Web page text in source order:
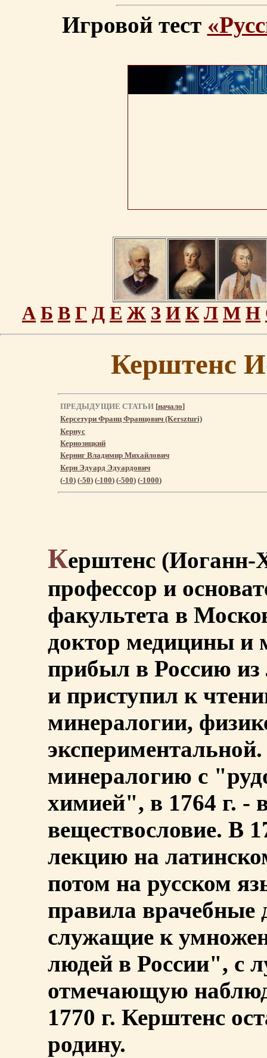
Игровой тест
А Б В Г Д Е Ж З И К Л М Н
Керштенс
ПРЕДЫДУЩИЕ СТАТЬИ [начало]
Керсетури Франц Францович (Kerszturi)
Кернус
Кернозицкий
Керниг Владимир Михайлович
Керн Эдуард Эдуардович
(-10) (-50) (-100) (-500) (-1000)
Керштенс (Иоганн-
профессор и
факультета в
доктор медицины и
прибыл в Россию из
и приступил к
минералогии,
минералогию с
химией", в 1764 г. -
веществословие. В
лекцию на
потом на русском
правила врачебные
служащие к
людей в России", с
отмечающую
1770 г. Керштенс
родину.